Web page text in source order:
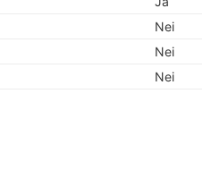
Nei
Nei
Nei